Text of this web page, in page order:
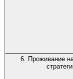
6. Проживание